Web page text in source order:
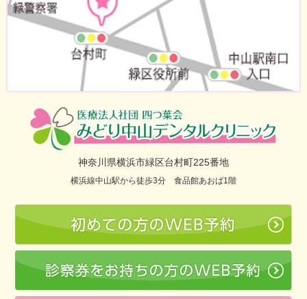
神奈川県横浜市緑区台村町225番地
横浜線中山駅から徒歩3分 食品館あおば1階